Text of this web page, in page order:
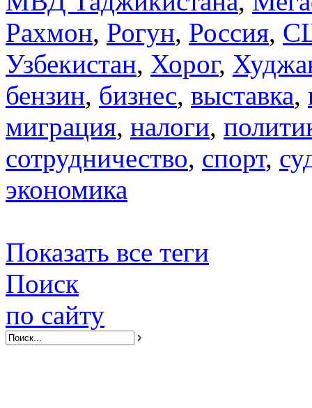
Рахмон, Рогун, Россия,
Узбекистан, Хорог,
бензин, бизнес, выставка,
миграция, налоги,
сотрудничество, спорт,
экономика
Показать все теги
Поиск
по сайту